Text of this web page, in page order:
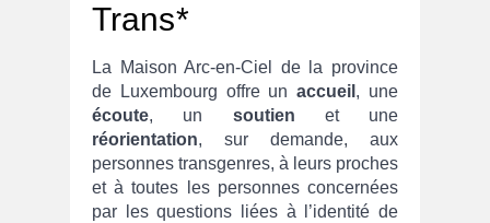
Trans*
La Maison Arc-en-Ciel de la province
de Luxembourg offre unaccueil , une
écoute, un soutien et une
réorientation, sur demande, aux
personnes transgenres, à leurs proches
et à toutes les personnes concernées
par les questions liées à l’identité de